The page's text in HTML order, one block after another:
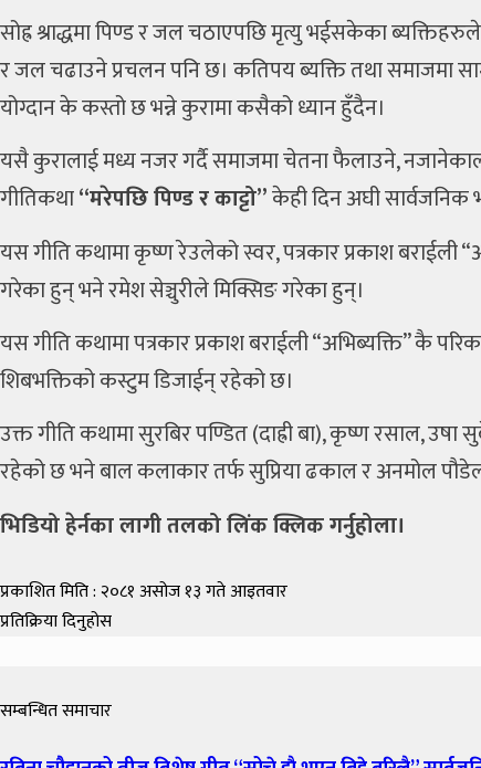
सोह्र श्राद्धमा पिण्ड र जल चठाएपछि मृत्यु भईसकेका
र जल चढाउने प्रचलन पनि छ। कतिपय ब्यक्ति तथा समाजमा
योग्दान के कस्तो छ भन्ने कुरामा कसैको ध्यान हुँदैन।
यसै कुरालाई मध्य नजर गर्दै समाजमा चेतना फैलाउने,
गीतिकथा“मरेपछि पिण्ड र काट्टो”केही दिन अघी सार्वजनिक
यस गीति कथामा कृष्ण रेउलेको स्वर, पत्रकार प्रकाश बराईली
गरेका हुन् भने रमेश सेञ्चुरीले मिक्सिङ गरेका हुन्।
यस गीति कथामा पत्रकार प्रकाश बराईली “अभिब्यक्ति” कै
शिबभक्तिको कस्टुम डिजाईन् रहेको छ।
उक्त गीति कथामा सुरबिर पण्डित (दाह्री बा), कृष्ण रसाल,
रहेको छ भने बाल कलाकार तर्फ सुप्रिया ढकाल र अनमोल
भिडियो हेर्नका लागी तलको लिंक क्लिक गर्नुहोला।
प्रकाशित मिति : २०८१ असोज १३ गते आइतवार
प्रतिक्रिया दिनुहोस
सम्बन्धित समाचार